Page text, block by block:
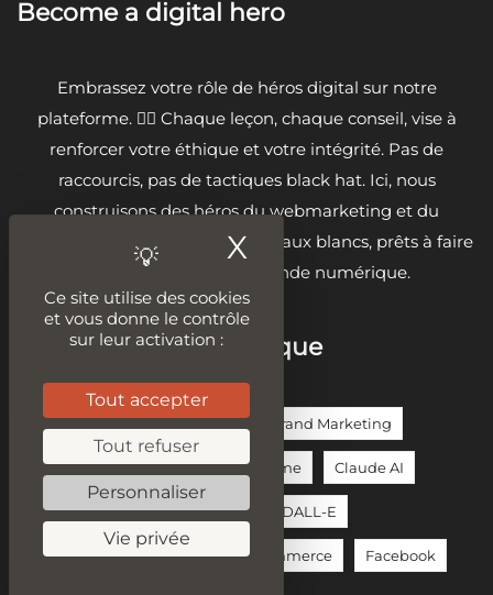
Become a digital hero
Embrassez votre rôle de héros digital sur notre
plateforme. 🦸‍♂️ Chaque leçon, chaque conseil, vise à
renforcer votre éthique et votre intégrité. Pas de
raccourcis, pas de tactiques black hat. Ici, nous
construisons des héros du webmarketing et du
développement avec des chapeaux blancs, prêts à faire
la différence dans le monde numérique.
Sur la même thématique
Assistant Alexa Audit Seo Brand Marketing
ChatGPT ChatGPT-4o Chrome Claude AI
Content Marketing Copilot DALL-E
Duplication De Contenu E-Commerce Facebook
Ce site utilise des cookies
et vous donne le contrôle
sur leur activation :
Tout accepter
Tout refuser
Personnaliser
Vie privée
X Masquer le